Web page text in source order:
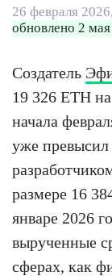
26 февраля 2026,
обновлено 2
Создатель
19 326 ETH
начала
уже превысил
размере 16
январе 2026
вырученные
сферах, как